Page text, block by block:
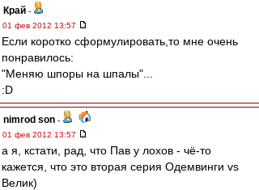
Край -
01 фев 2012 13:57
Если коротко сформулировать,то мне очень
понравилось:
"Меняю шпоры на шпалы"...
:D
nimrod son -
01 фев 2012 13:57
а я, кстати, рад, что Пав у лохов - чё-то
кажется, что это вторая серия Одемвинги vs
Велик)